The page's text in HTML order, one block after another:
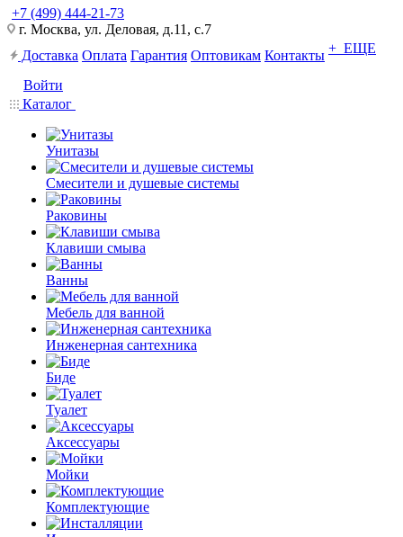
+7 (499) 444-21-73
г. Москва, ул. Деловая, д.11, с.7
Доставка Оплата Гарантия Оптовикам Контакты + ЕЩЕ
Войти
Каталог
Унитазы
Смесители и душевые системы
Раковины
Клавиши смыва
Ванны
Мебель для ванной
Инженерная сантехника
Биде
Туалет
Аксессуары
Мойки
Комплектующие